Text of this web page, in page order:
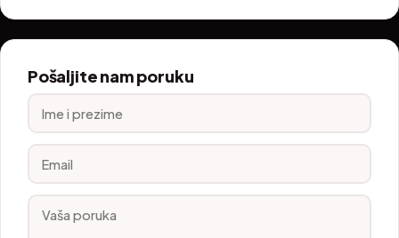
Pošaljite nam poruku